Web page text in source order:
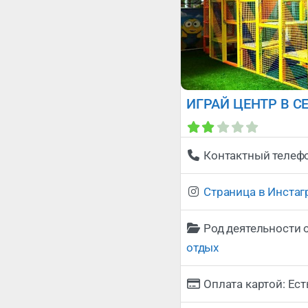
ИГРАЙ ЦЕНТР В
Контактный
Страница в
Род деятельности
отдых
Оплата картой: